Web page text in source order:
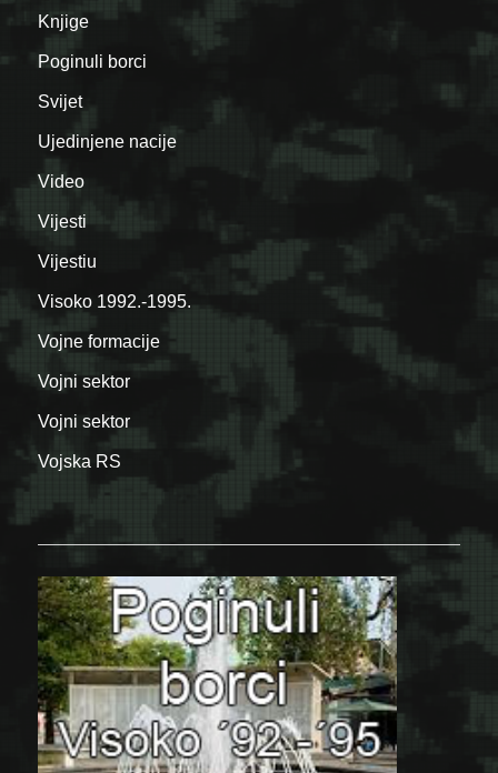
Knjige
Poginuli borci
Svijet
Ujedinjene nacije
Video
Vijesti
Vijestiu
Visoko 1992.-1995.
Vojne formacije
Vojni sektor
Vojni sektor
Vojska RS